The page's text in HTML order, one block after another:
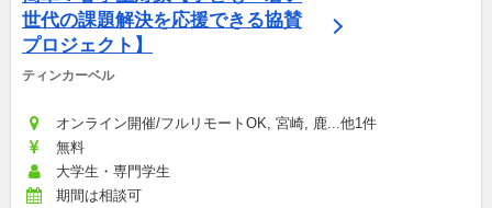
世代の課題解決を応援できる協賛
プロジェクト】
ティンカーベル
オンライン開催/フルリモートOK, 宮崎, 鹿...他1件
無料
大学生・専門学生
期間は相談可